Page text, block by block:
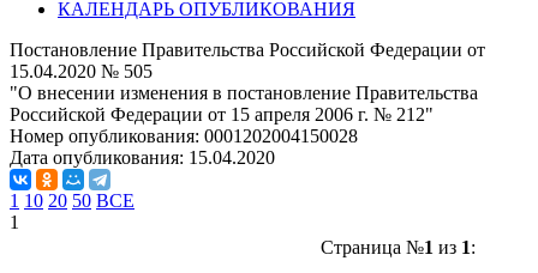
КАЛЕНДАРЬ ОПУБЛИКОВАНИЯ
Постановление Правительства Российской Федерации от
15.04.2020 № 505
"О внесении изменения в постановление Правительства
Российской Федерации от 15 апреля 2006 г. № 212"
Номер опубликования: 0001202004150028
Дата опубликования: 15.04.2020
1 10 20 50 ВСЕ
1
Страница №1 из 1: